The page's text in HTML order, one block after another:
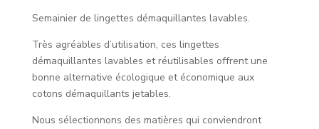
Semainier de lingettes démaquillantes lavables.
Très agréables d’utilisation, ces lingettes
démaquillantes lavables et réutilisables offrent une
bonne alternative écologique et économique aux
cotons démaquillants jetables.
Nous sélectionnons des matières qui conviendront